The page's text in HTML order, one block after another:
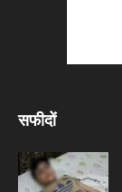
सफीदों